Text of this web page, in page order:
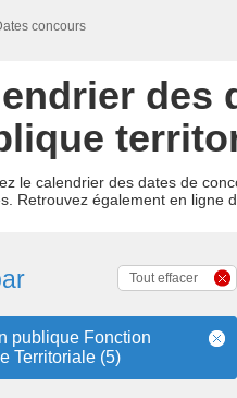
concours
des
le calendrier des dates de
Retrouvez également en ligne
Tout effacer
publique Fonction
Territoriale (5)